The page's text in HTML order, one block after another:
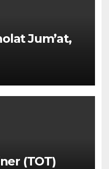
Jum’at,
(TOT)